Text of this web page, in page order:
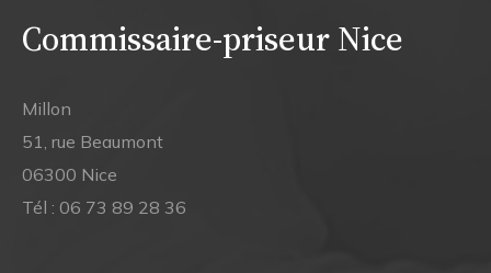
Commissaire-priseur Nice
Millon
51, rue Beaumont
06300 Nice
Tél : 06 73 89 28 36